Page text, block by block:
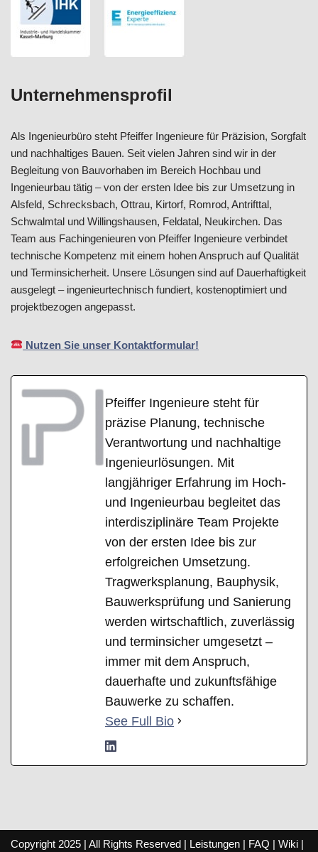
Unternehmensprofil
Als Ingenieurbüro steht Pfeiffer Ingenieure für Präzision, Sorgfalt
und nachhaltiges Bauen. Seit vielen Jahren sind wir in der
Begleitung von Bauvorhaben im Bereich Hochbau und
Ingenieurbau tätig – von der ersten Idee bis zur Umsetzung in
Alsfeld, Schrecksbach, Ottrau, Kirtorf, Romrod, Antrifttal,
Schwalmtal und Willingshausen, Feldatal, Neukirchen. Das
Team aus Fachingenieuren von Pfeiffer Ingenieure verbindet
technische Kompetenz mit einem hohen Anspruch auf Qualität
und Terminsicherheit. Unsere Lösungen sind auf Dauerhaftigkeit
ausgelegt – ingenieurtechnisch fundiert, kostenoptimiert und
projektbezogen angepasst.
Nutzen Sie unser Kontaktformular!
Pfeiffer Ingenieure steht für
präzise Planung, technische
Verantwortung und nachhaltige
Ingenieurlösungen. Mit
langjähriger Erfahrung im Hoch-
und Ingenieurbau begleitet das
interdisziplinäre Team Projekte
von der ersten Idee bis zur
erfolgreichen Umsetzung.
Tragwerksplanung, Bauphysik,
Bauwerksprüfung und Sanierung
werden wirtschaftlich, zuverlässig
und terminsicher umgesetzt –
immer mit dem Anspruch,
dauerhafte und zukunftsfähige
Bauwerke zu schaffen.
See Full Bio
Copyright 2025 | All Rights Reserved | Leistungen | FAQ | Wiki |